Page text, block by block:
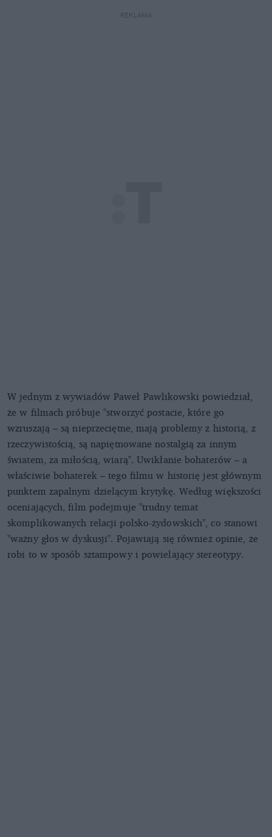
REKLAMA
W jednym z wywiadów Paweł Pawlikowski powiedział,
że w filmach próbuje "stworzyć postacie, które go
wzruszają – są nieprzeciętne, mają problemy z historią, z
rzeczywistością, są napiętnowane nostalgią za innym
światem, za miłością, wiarą". Uwikłanie bohaterów – a
właściwie bohaterek – tego filmu w historię jest głównym
punktem zapalnym dzielącym krytykę. Według większości
oceniających, film podejmuje "trudny temat
skomplikowanych relacji polsko-żydowskich", co stanowi
"ważny głos w dyskusji". Pojawiają się również opinie, że
robi to w sposób sztampowy i powielający stereotypy.